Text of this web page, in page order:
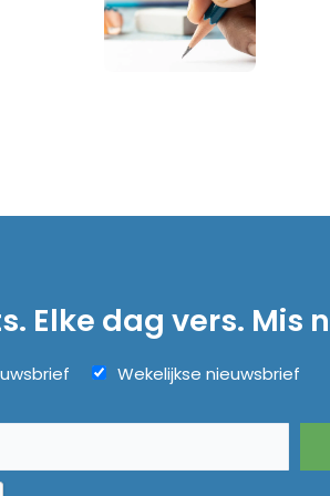
Elke dag vers. Mis
Wekelijkse nieuwsbrief